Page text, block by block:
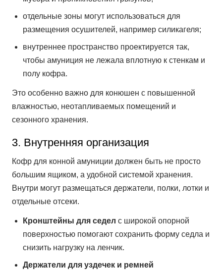
отдельные зоны могут использоваться для
размещения осушителей, например силикагеля;
внутреннее пространство проектируется так,
чтобы амуниция не лежала вплотную к стенкам и
полу кофра.
Это особенно важно для конюшен с повышенной
влажностью, неотапливаемых помещений и
сезонного хранения.
3. Внутренняя организация
Кофр для конной амуниции должен быть не просто
большим ящиком, а удобной системой хранения.
Внутри могут размещаться держатели, полки, лотки и
отдельные отсеки.
Кронштейны для седел с широкой опорной
поверхностью помогают сохранить форму седла и
снизить нагрузку на ленчик.
Держатели для уздечек и ремней